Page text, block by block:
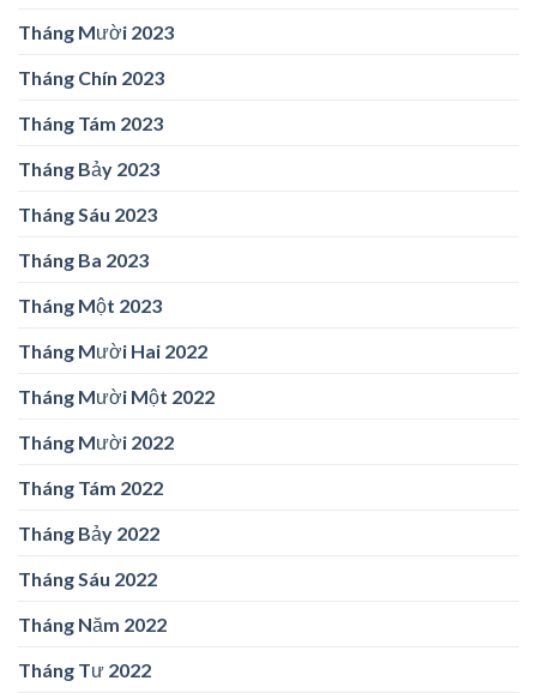
Tháng Mười 2023
Tháng Chín 2023
Tháng Tám 2023
Tháng Bảy 2023
Tháng Sáu 2023
Tháng Ba 2023
Tháng Một 2023
Tháng Mười Hai 2022
Tháng Mười Một 2022
Tháng Mười 2022
Tháng Tám 2022
Tháng Bảy 2022
Tháng Sáu 2022
Tháng Năm 2022
Tháng Tư 2022